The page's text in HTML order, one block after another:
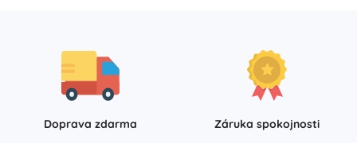
Doprava zdarma
Záruka spokojnosti